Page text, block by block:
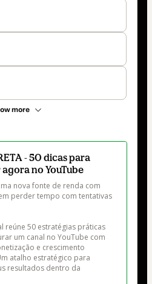
more
- 50 dicas para
no YouTube
nova fonte de renda com
perder tempo com tentativas
reúne 50 estratégias práticas
um canal no YouTube com
e crescimento
atalho estratégico para
resultados dentro da